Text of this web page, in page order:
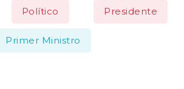
Político Presidente
Primer Ministro